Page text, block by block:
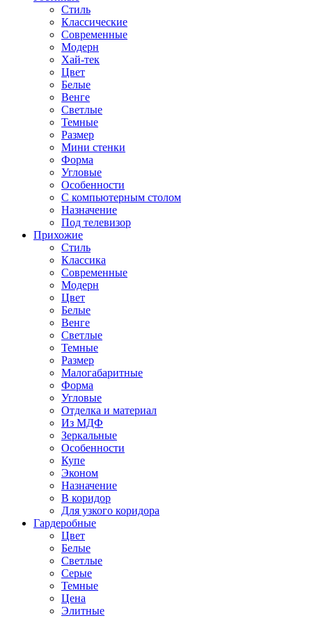
Стиль
Классические
Современные
Модерн
Хай-тек
Цвет
Белые
Венге
Светлые
Темные
Размер
Мини стенки
Форма
Угловые
Особенности
С компьютерным столом
Назначение
Под телевизор
Прихожие
Стиль
Классика
Современные
Модерн
Цвет
Белые
Венге
Светлые
Темные
Размер
Малогабаритные
Форма
Угловые
Отделка и материал
Из МДФ
Зеркальные
Особенности
Купе
Эконом
Назначение
В коридор
Для узкого коридора
Гардеробные
Цвет
Белые
Светлые
Серые
Темные
Цена
Элитные